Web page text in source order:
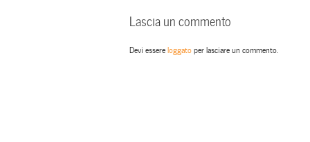
Lascia un commento
Devi essereloggatoper lasciare un commento.